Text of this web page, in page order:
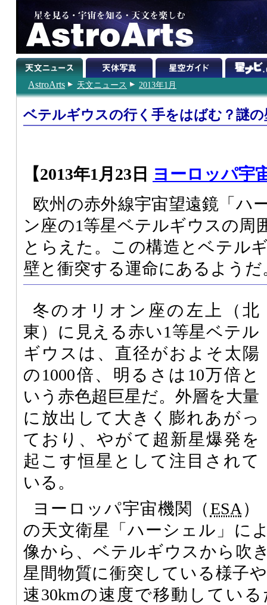
AstroArts 天文ニュース 2013年1月
ベテルギウスの行く手をはばむ？謎の
【2013年1月23日 ヨーロッパ宇
欧州の赤外線宇宙望遠鏡「ハ
ン座の1等星ベテルギウスの周
とらえた。この構造とベテル
壁と衝突する運命にあるようだ
冬のオリオン座の左上（北
東）に見える赤い1等星ベテル
ギウスは、直径がおよそ太陽
の1000倍、明るさは10万倍と
いう赤色超巨星だ。外層を大量
に放出して大きく膨れあがっ
ており、やがて超新星爆発を
起こす恒星として注目されて
いる。
ヨーロッパ宇宙機関（ESA ）
の天文衛星「ハーシェル」に
像から、ベテルギウスから吹
星間物質に衝突している様子
速30kmの速度で移動してい